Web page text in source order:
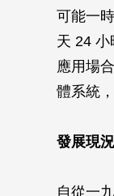
可能一
天 24
應用場
體系統
發展現況
自從一